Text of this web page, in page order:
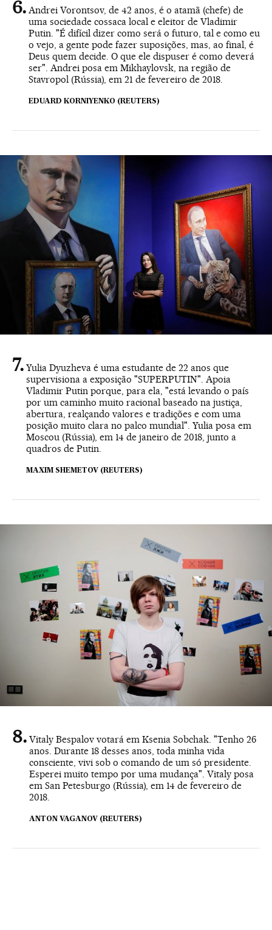
Andrei Vorontsov, de 42 anos, é o atamã (chefe) de
uma sociedade cossaca local e eleitor de Vladimir
Putin. "É difícil dizer como será o futuro, tal e como eu
o vejo, a gente pode fazer suposições, mas, ao final, é
Deus quem decide. O que ele dispuser é como deverá
ser". Andrei posa em Mikhaylovsk, na região de
Stavropol (Rússia), em 21 de fevereiro de 2018.
EDUARD KORNIYENKO (REUTERS)
Yulia Dyuzheva é uma estudante de 22 anos que
supervisiona a exposição "SUPERPUTIN". Apoia
Vladimir Putin porque, para ela, "está levando o país
por um caminho muito racional baseado na justiça,
abertura, realçando valores e tradições e com uma
posição muito clara no palco mundial". Yulia posa em
Moscou (Rússia), em 14 de janeiro de 2018, junto a
quadros de Putin.
MAXIM SHEMETOV (REUTERS)
Vitaly Bespalov votará em Ksenia Sobchak. "Tenho 26
anos. Durante 18 desses anos, toda minha vida
consciente, vivi sob o comando de um só presidente.
Esperei muito tempo por uma mudança". Vitaly posa
em San Petesburgo (Rússia), em 14 de fevereiro de
2018.
ANTON VAGANOV (REUTERS)